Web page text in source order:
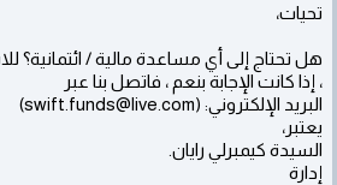
تحيات،
هل تحتاج إلى أي مساعدة مالية / ائتمانية؟
، إذا كانت الإجابة بنعم ، فاتصل بنا عبر
البريد الإلكتروني: (swift.funds@live.com)
يعتبر،
السيدة كيمبرلي رايان.
إدارة